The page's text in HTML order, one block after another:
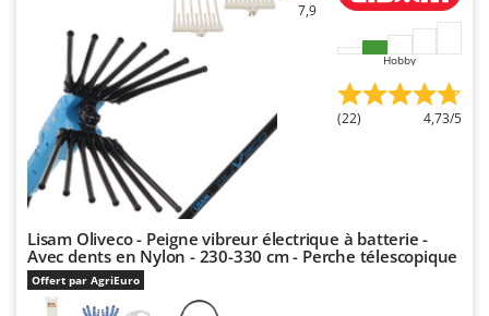
Rossofuoco
Rover Pompe
Royal Food
Ryobi
S
S.T.P.
Santos
Sbaraglia
Schnitzer
7,9
Hobby
(22) 4,73/5
Lisam Oliveco - Peigne vibreur électrique à batterie -
Avec dents en Nylon - 230-330 cm - Perche télescopique
Offert par AgriEuro